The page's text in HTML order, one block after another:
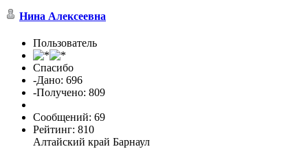
Нина Алексеевна
Пользователь
Спасибо
-Дано: 696
-Получено: 809
Сообщений: 69
Рейтинг: 810
Алтайский край Барнаул